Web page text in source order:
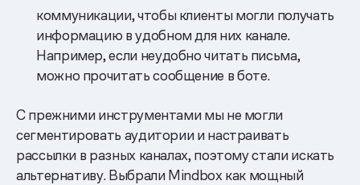
коммуникации, чтобы клиенты могли получать
информацию в удобном для них канале.
Например, если неудобно читать письма,
можно прочитать сообщение в боте.
С прежними инструментами мы не могли
сегментировать аудитории и настраивать
рассылки в разных каналах, поэтому стали искать
альтернативу. Выбрали Mindbox как мощный